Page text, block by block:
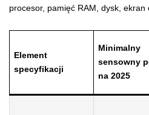
procesor, pamięć RAM, dysk, ekran
Element
specyfikacji
Minimalny
sensowny
na 2025